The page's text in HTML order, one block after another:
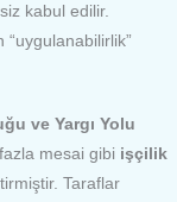
kabul edilir.
“uygulanabilirlik”
ve Yargı Yolu
mesai gibi işçilik
Taraflar